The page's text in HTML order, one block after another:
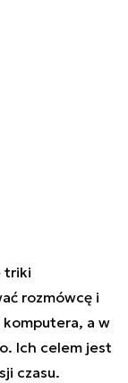
triki
rozmówcę i
a w
Ich celem jest
czasu.